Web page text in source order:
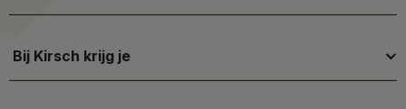
Bij Kirsch krijg je